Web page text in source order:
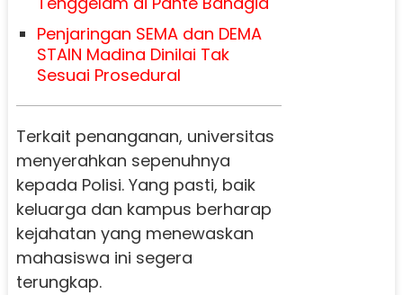
Penjaringan SEMA dan DEMA
STAIN Madina Dinilai Tak
Sesuai Prosedural
Terkait penanganan, universitas
menyerahkan sepenuhnya
kepada Polisi. Yang pasti, baik
keluarga dan kampus berharap
kejahatan yang menewaskan
mahasiswa ini segera
terungkap.